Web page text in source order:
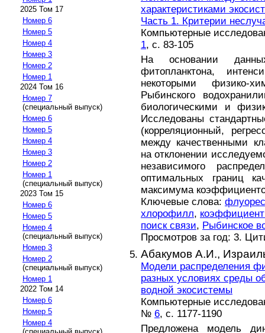
2025 Том 17
Номер 6
Номер 5
Номер 4
Номер 3
Номер 2
Номер 1
2024 Том 16
Номер 7
(специальный выпуск)
Номер 6
Номер 5
Номер 4
Номер 3
Номер 2
Номер 1
(специальный выпуск)
2023 Том 15
Номер 6
Номер 5
Номер 4
(специальный выпуск)
Номер 3
Номер 2
(специальный выпуск)
Номер 1
2022 Том 14
Номер 6
Номер 5
Номер 4
характеристиками
Часть 1. Критерии
Компьютерные
1, с. 83-105
На основании
фитопланктона,
некоторыми физико-
Рыбинского
биологическими и
Исследованы
(корреляционный,
между качественными
на отклонении
независимого
оптимальных границ
максимума
Ключевые слова:
хлорофилл,
поиск связи, Рыбинское
Просмотров за год: 3.
Абакумов А.И.,
Модели распределения
разных условиях среды
водной экосистемы
Компьютерные
№ 6, с. 1177-1190
Предложена модель